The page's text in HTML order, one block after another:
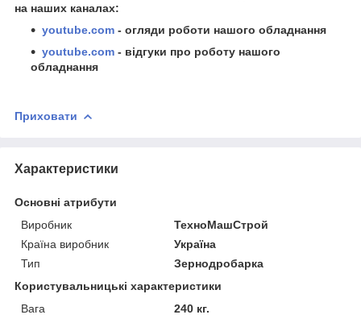
на наших каналах:
youtube.com - огляди роботи нашого обладнання
youtube.com - відгуки про роботу нашого
обладнання
Приховати
Характеристики
Основні атрибути
Виробник
ТехноМашСтрой
Країна виробник
Україна
Тип
Зернодробарка
Користувальницькі характеристики
Вага
240 кг.